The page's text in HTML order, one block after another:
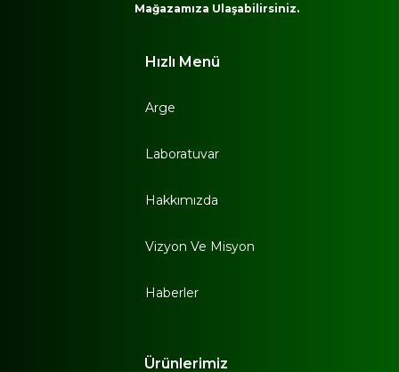
Mağazamıza Ulaşabilirsiniz.
Hızlı Menü
Arge
Laboratuvar
Hakkımızda
Vizyon Ve Misyon
Haberler
Ürünlerimiz